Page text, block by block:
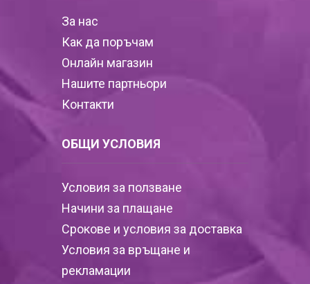
За нас
Как да поръчам
Онлайн магазин
Нашите партньори
Контакти
ОБЩИ УСЛОВИЯ
Условия за ползване
Начини за плащане
Срокове и условия за доставка
Условия за връщане и
рекламации